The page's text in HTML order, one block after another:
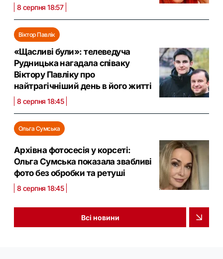
8 серпня 18:57
Віктор Павлік
«Щасливі були»: телеведуча
Рудницька нагадала співаку
Віктору Павліку про
найтрагічніший день в його житті
8 серпня 18:45
Ольга Сумська
Архівна фотосесія у корсеті:
Ольга Сумська показала звабливі
фото без обробки та ретуші
8 серпня 18:45
Всі новини